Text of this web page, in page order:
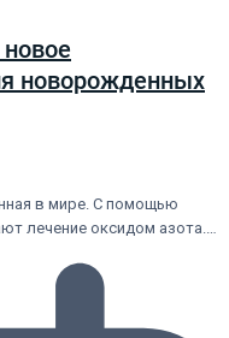
новорожденных
в мире. С помощью
лечение оксидом азота.…